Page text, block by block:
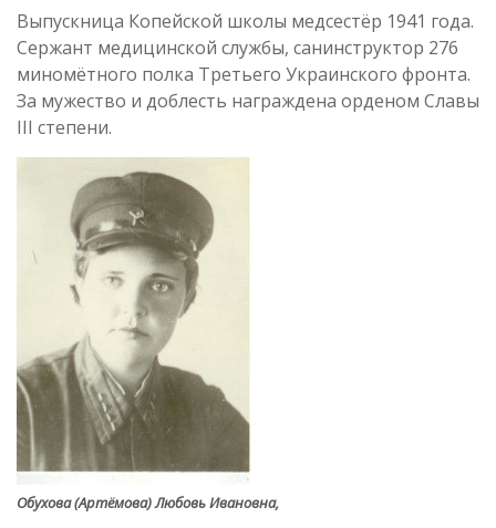
Выпускница Копейской школы медсестёр 1941 года.
Сержант медицинской службы, санинструктор 276
миномётного полка Третьего Украинского фронта.
За мужество и доблесть награждена орденом Славы
III степени.
Обухова (Артёмова) Любовь Ивановна,